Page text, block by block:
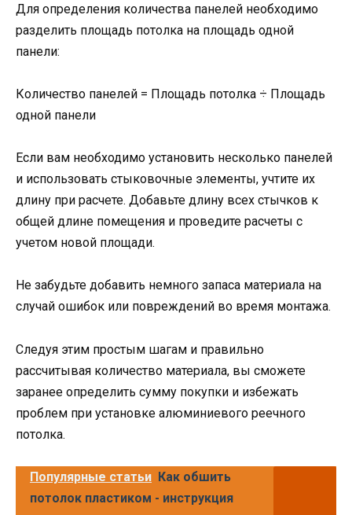
Для определения количества панелей необходимо
разделить площадь потолка на площадь одной
панели:
Количество панелей = Площадь потолка ÷ Площадь
одной панели
Если вам необходимо установить несколько панелей
и использовать стыковочные элементы, учтите их
длину при расчете. Добавьте длину всех стычков к
общей длине помещения и проведите расчеты с
учетом новой площади.
Не забудьте добавить немного запаса материала на
случай ошибок или повреждений во время монтажа.
Следуя этим простым шагам и правильно
рассчитывая количество материала, вы сможете
заранее определить сумму покупки и избежать
проблем при установке алюминиевого реечного
потолка.
Популярные статьи Как обшить
потолок пластиком - инструкция